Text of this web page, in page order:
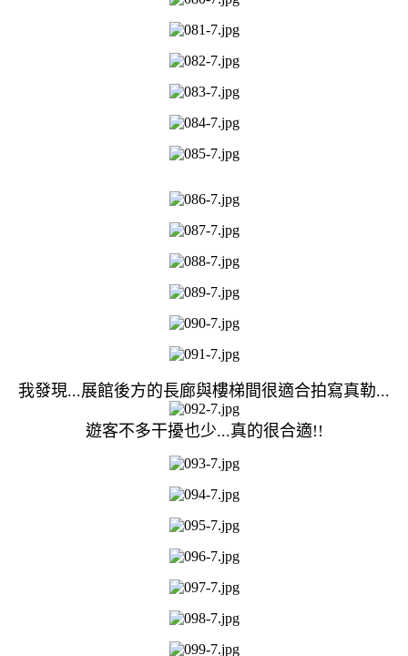
我發現...展館後方的長廊與樓梯間很適合拍寫真勒...
遊客不多干擾也少...真的很合適!!